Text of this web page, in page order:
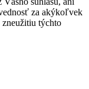
za akýkoľvek
týchto